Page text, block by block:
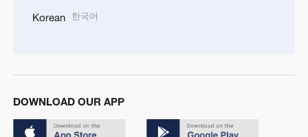
Korean 한국어
DOWNLOAD OUR APP